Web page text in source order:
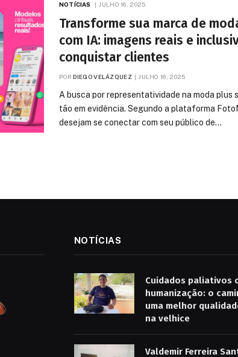
NOTÍCIAS JULHO 16, 2025
Transforme sua marca de
com IA: imagens reais e
conquistar clientes
POR DIEGO VELÁZQUEZ JULHO 16, 2025
A busca por representatividade na moda plus
tão em evidência. Segundo a plataforma
desejam se conectar com seu público de…
NOTÍCIAS
Cuidados paliativos
humanização: o
uma melhor
na velhice
Valdemir Ferreira